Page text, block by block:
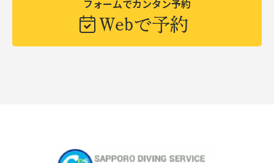
フォームでカンタン予約
Webで予約